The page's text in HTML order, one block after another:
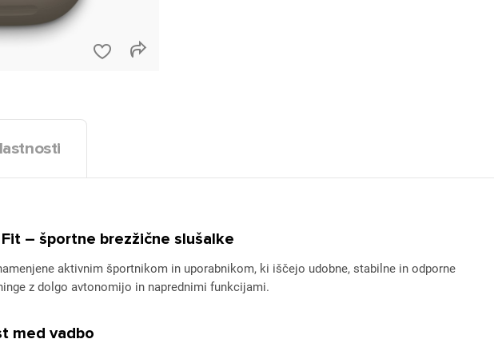
– športne brezžične slušalke
aktivnim športnikom in uporabnikom, ki iščejo udobne, stabilne in odporne
z dolgo avtonomijo in naprednimi funkcijami.
med vadbo